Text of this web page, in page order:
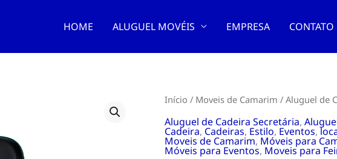
HOME ALUGUEL MOVÉIS EMPRESA CONTATO
Início / Moveis de Camarim / Aluguel de
Aluguel de Cadeira Secretária,
Cadeira, Cadeiras, Estilo, Eventos,
Moveis de Camarim, Móveis para
Móveis para Eventos, Moveis para